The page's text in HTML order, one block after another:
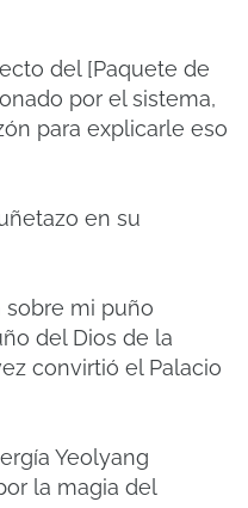
del [Paquete de
por el sistema,
para explicarle eso
en su
sobre mi puño
del Dios de la
convirtió el Palacio
Yeolyang
la magia del